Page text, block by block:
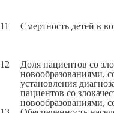
11 Смертность детей в
12
Доля пациентов со
новообразованиями,
установления
пациентов со
новообразованиями,